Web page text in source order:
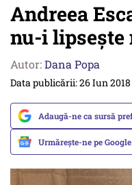
Andreea
nu-i lipsește
Autor:Dana Popa
Data publicării: 26 Iun 2018
Adaugă-ne ca sursă
Urmărește-ne pe